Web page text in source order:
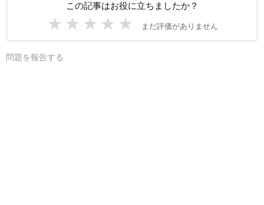
この記事はお役に立ちましたか？
★ ★ ★ ★ ★ まだ評価がありません
問題を報告する